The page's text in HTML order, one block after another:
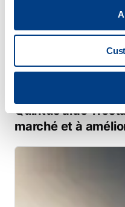
Quintus aide
marché et à